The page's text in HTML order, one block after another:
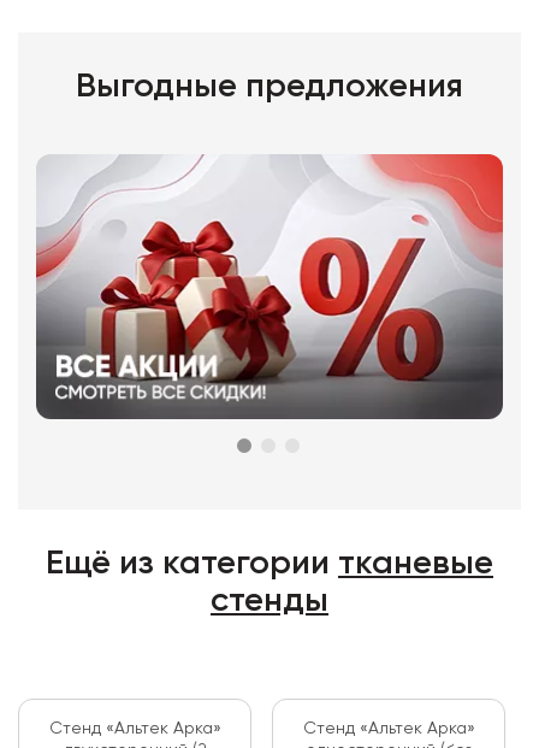
Выгодные предложения
Ещё из категории тканевые
стенды
Стенд «Альтек Арка»
Стенд «Альтек Арка»